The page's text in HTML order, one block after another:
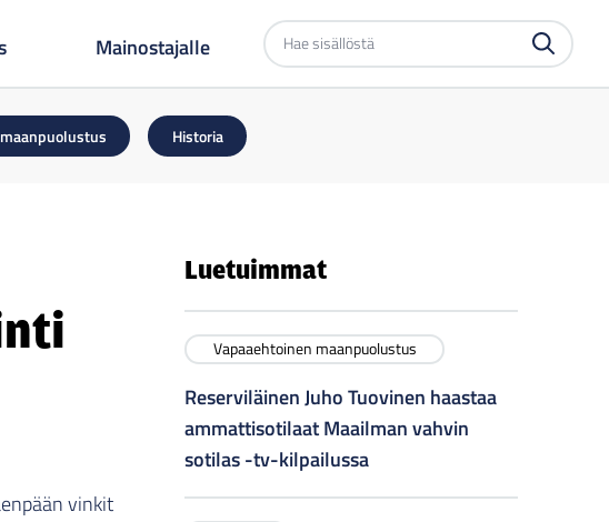
Mainostajalle
Etsi
sivustolta
Historia
vinkit
Luetuimmat
Vapaaehtoinen maanpuolustus
Reserviläinen Juho Tuovinen haastaa
ammattisotilaat Maailman vahvin
sotilas -tv-kilpailussa